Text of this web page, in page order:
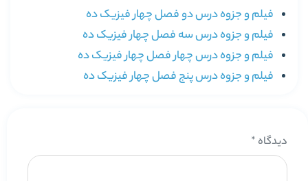
فیلم و جزوه درس دو فصل چهار فیزیک ده
فیلم و جزوه درس سه فصل چهار فیزیک ده
فیلم و جزوه درس چهار فصل چهار فیزیک ده
فیلم و جزوه درس پنج فصل چهار فیزیک ده
دیدگاه *